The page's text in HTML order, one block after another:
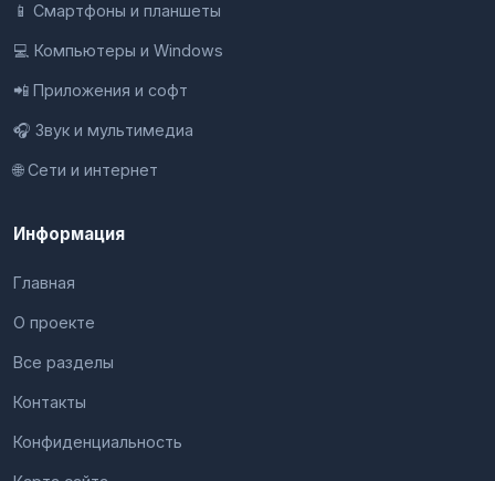
📱 Смартфоны и планшеты
💻 Компьютеры и Windows
📲 Приложения и софт
🎧 Звук и мультимедиа
🌐 Сети и интернет
Информация
Главная
О проекте
Все разделы
Контакты
Конфиденциальность